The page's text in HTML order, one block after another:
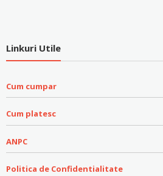
Linkuri Utile
Cum cumpar
Cum platesc
ANPC
Politica de Confidentialitate